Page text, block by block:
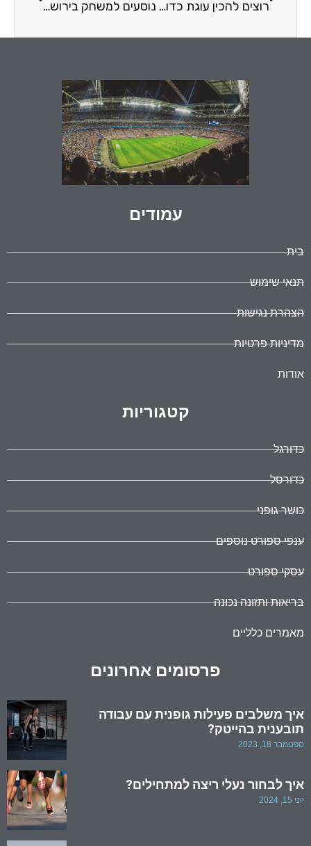
רוצים להכין עוגת כדורגל? הינה כל הטיפים השווים נוסעים למשחק בירושלים? נצלו את הנסיעה לחופשה מלאה באוויר צלול כמו יין
עמודים
בית
תנאי שימוש
הצהרת נגישות
מדיניות פרטיות
אודות
קטגוריות
כדורגל
כדורסל
כושר גופני
ענפי ספורט נוספים
עסקי ספורט
בריאות ותזונה נכונה
מאמרים כלליים
פרסומים אחרונים
איך משלבים פעילות גופנית עם עבודה
תובענית בהייטק?
ספטמבר 18, 2023
איך לבחור נעלי ריצה למתחילים?
יוני 15, 2024